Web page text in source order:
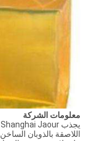
معلومات الشركة
اللاصقة بالذوبان